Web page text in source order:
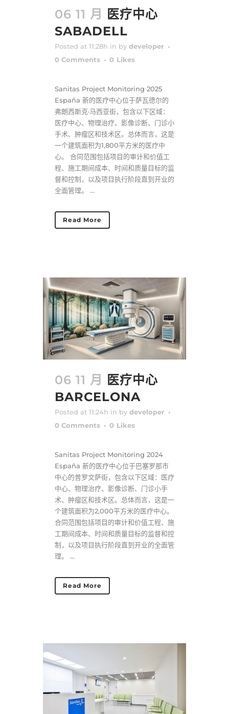
06 11 月
医疗中心
SABADELL
Posted at 11:28h in by developer
0 Comments
0 Likes
Sanitas Project Monitoring 2025
España 新的医疗中心位于萨瓦德尔的
弗朗西斯克·马西亚街，包含以下区域：
医疗中心、物理治疗、影像诊断、门诊小
手术、肿瘤区和技术区。总体而言，这是
一个建筑面积为1,800平方米的医疗中
心。 合同范围包括项目的审计和价值工
程、施工期间成本、时间和质量目标的监
督和控制，以及项目执行阶段直到开业的
全面管理。 ...
Read More
06 11 月
医疗中心
BARCELONA
Posted at 11:24h in by developer
0 Comments
0 Likes
Sanitas Project Monitoring 2024
España 新的医疗中心位于巴塞罗那市
中心的普罗文萨街，包含以下区域：医疗
中心、物理治疗、影像诊断、门诊小手
术、肿瘤区和技术区。总体而言，这是一
个建筑面积为2,000平方米的医疗中心。
合同范围包括项目的审计和价值工程、施
工期间成本、时间和质量目标的监督和控
制，以及项目执行阶段直到开业的全面管
理。 ...
Read More